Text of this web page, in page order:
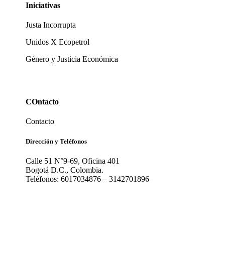
Iniciativas
Justa Incorrupta
Unidos X Ecopetrol
Género y Justicia Económica
COntacto
Contacto
Dirección y Teléfonos
Calle 51 N°9-69, Oficina 401
Bogotá D.C., Colombia.
Teléfonos: 6017034876 – 3142701896